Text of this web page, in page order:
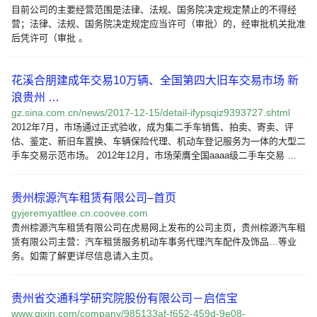
目前公司的主要经营范围是法律、法规、国务院决定规定禁止的不得经
营；法律、法规、国务院决定规定应当许可（审批）的，经审批机关批准
后凭许可（审批 。
花溪合朋建成年交易10万辆、全国第四大旧车交易市场 新
浪贵州 …
gz.sina.com.cn/news/2017-12-15/detail-ifypsqiz9393727.shtml
2012年7月，市场通过正式验收，成为集二手车销售、拍卖、寄卖、评
估、鉴定、新旧车置换、车辆保险代理、机动车登记服务为一体的大型二
手车交易示范市场。 2012年12月，市场荣膺全国aaaa级二手车交易 …
贵州棕源汽车租赁有限公司–首页
gyjeremyattlee.cn.coovee.com
贵州棕源汽车租赁有限公司在虎易网上发布的公司主页，贵州棕源汽车租
赁有限公司主营：汽车租赁服务机动车事务代理汽车配件及饰品…等业
务。如需了解更详尽信息请入主页。
贵州省交通科学研究院股份有限公司－启信宝
www.qixin.com/company/985133af-f652-459d-9e08-